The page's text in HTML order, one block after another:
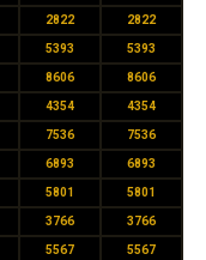
2822 2822
5393 5393
8606 8606
4354 4354
7536 7536
6893 6893
5801 5801
3766 3766
5567 5567